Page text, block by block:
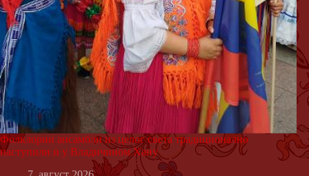
Фолклорни ансамбли из целог света традиционално
наступили и у Владичином Хану